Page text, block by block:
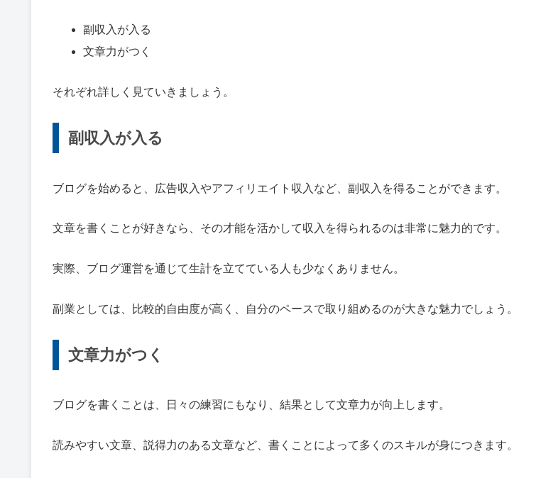
副収入が入る
文章力がつく
それぞれ詳しく見ていきましょう。
副収入が入る
ブログを始めると、広告収入やアフィリエイト収入など、副収入を得ることができます。
文章を書くことが好きなら、その才能を活かして収入を得られるのは非常に魅力的です。
実際、ブログ運営を通じて生計を立てている人も少なくありません。
副業としては、比較的自由度が高く、自分のペースで取り組めるのが大きな魅力でしょう。
文章力がつく
ブログを書くことは、日々の練習にもなり、結果として文章力が向上します。
読みやすい文章、説得力のある文章など、書くことによって多くのスキルが身につきます。